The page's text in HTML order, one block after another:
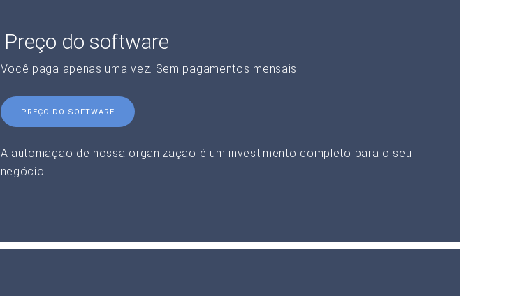
Preço do software
Você paga apenas uma vez. Sem pagamentos mensais!
PREÇO DO SOFTWARE
A automação de nossa organização é um investimento completo para o seu
negócio!